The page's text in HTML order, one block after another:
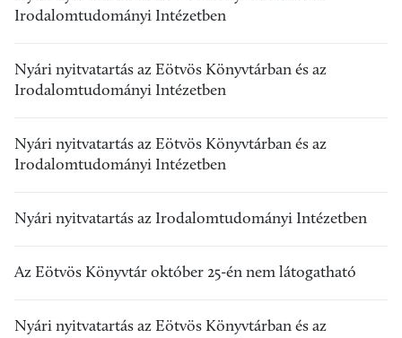
Irodalomtudományi Intézetben
Nyári nyitvatartás az Eötvös Könyvtárban és az
Irodalomtudományi Intézetben
Nyári nyitvatartás az Eötvös Könyvtárban és az
Irodalomtudományi Intézetben
Nyári nyitvatartás az Irodalomtudományi Intézetben
Az Eötvös Könyvtár október 25-én nem látogatható
Nyári nyitvatartás az Eötvös Könyvtárban és az